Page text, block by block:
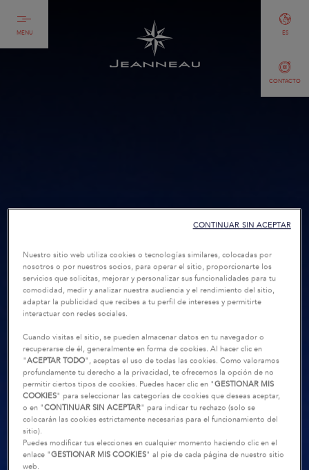
MENU
CONTACTO
ES
Nuestro sitio web utiliza cookies o tecnologías similares, colocadas por
nosotros o por nuestros socios, para operar el sitio, proporcionarte los
servicios que solicitas, mejorar y personalizar sus funcionalidades para tu
comodidad, medir y analizar nuestra audiencia y el rendimiento del sitio,
adaptar la publicidad que recibes a tu perfil de intereses y permitirte
interactuar con redes sociales.
Cuando visitas el sitio, se pueden almacenar datos en tu navegador o
recuperarse de él, generalmente en forma de cookies. Al hacer clic en
"ACEPTAR TODO", aceptas el uso de todas las cookies. Como valoramos
profundamente tu derecho a la privacidad, te ofrecemos la opción de no
permitir ciertos tipos de cookies. Puedes hacer clic en "GESTIONAR MIS
COOKIES" para seleccionar las categorías de cookies que deseas aceptar,
o en "CONTINUAR SIN ACEPTAR" para indicar tu rechazo (solo se
colocarán las cookies estrictamente necesarias para el funcionamiento del
sitio).
Puedes modificar tus elecciones en cualquier momento haciendo clic en el
enlace "GESTIONAR MIS COOKIES" al pie de cada página de nuestro sitio
web.
CONTINUAR SIN ACEPTAR